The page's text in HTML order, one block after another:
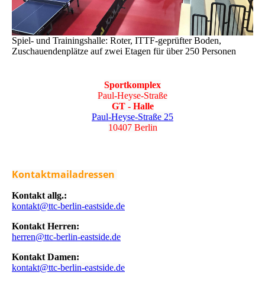
Spiel- und Trainingshalle: Roter, ITTF-geprüfter Boden,
Zuschauendenplätze auf zwei Etagen für über 250 Personen
Sportkomplex
Paul-Heyse-Straße
GT - Halle
Paul-Heyse-Straße 25
10407 Berlin
Kontaktmailadressen
Kontakt allg.:
kontakt@ttc-berlin-eastside.de
Kontakt Herren:
herren@ttc-berlin-eastside.de
Kontakt Damen:
kontakt@ttc-berlin-eastside.de